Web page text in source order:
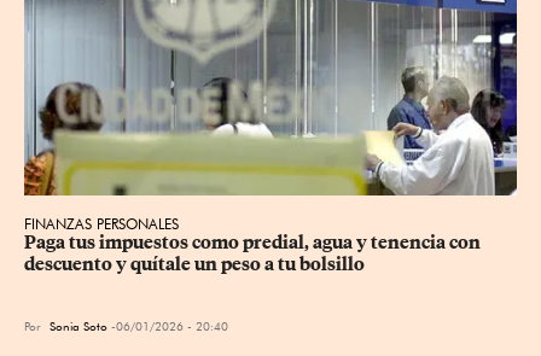
FINANZAS PERSONALES
Paga tus impuestos como predial, agua y tenencia con
descuento y quítale un peso a tu bolsillo
Por Sonia Soto 06/01/2026 - 20:40